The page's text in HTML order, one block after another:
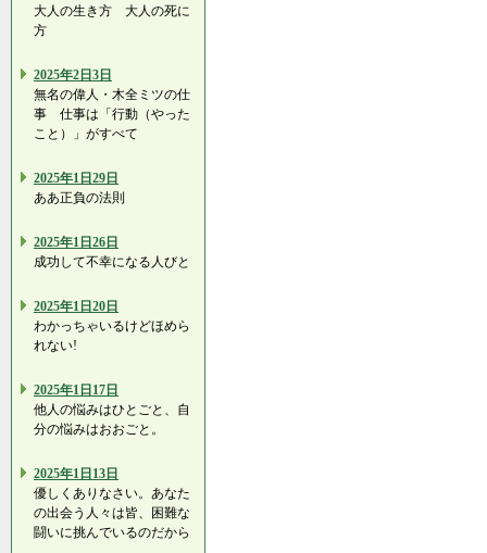
大人の生き方 大人の死に
方
2025年2日3日
無名の偉人・木全ミツの仕
事 仕事は「行動（やった
こと）」がすべて
2025年1日29日
ああ正負の法則
2025年1日26日
成功して不幸になる人びと
2025年1日20日
わかっちゃいるけどほめら
れない!
2025年1日17日
他人の悩みはひとごと、自
分の悩みはおおごと。
2025年1日13日
優しくありなさい。あなた
の出会う人々は皆、困難な
闘いに挑んでいるのだから